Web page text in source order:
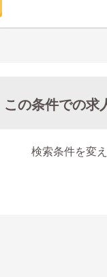
この条件での求
検索条件を変